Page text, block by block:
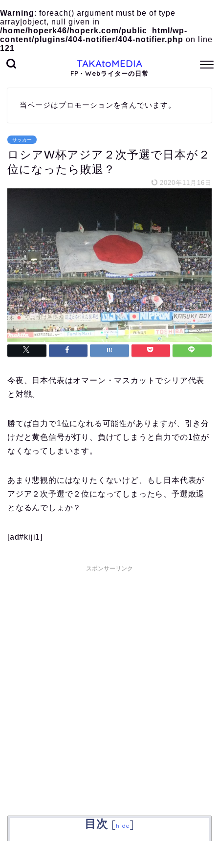
Warning: foreach() argument must be of type
array|object, null given in
/home/hoperk46/hoperk.com/public_html/wp-
content/plugins/404-notifier/404-notifier.php on line
121
TAKAtoMEDIA
FP・Webライターの日常
当ページはプロモーションを含んでいます。
サッカー
ロシアW杯アジア２次予選で日本が２
位になったら敗退？
2020年11月16日
今夜、日本代表はオマーン・マスカットでシリア代表
と対戦。
勝てば自力で1位になれる可能性がありますが、引き分
けだと黄色信号が灯り、負けてしまうと自力での1位が
なくなってしまいます。
あまり悲観的にはなりたくないけど、もし日本代表が
アジア２次予選で２位になってしまったら、予選敗退
となるんでしょか？
[ad#kiji1]
スポンサーリンク
目次 [hide]